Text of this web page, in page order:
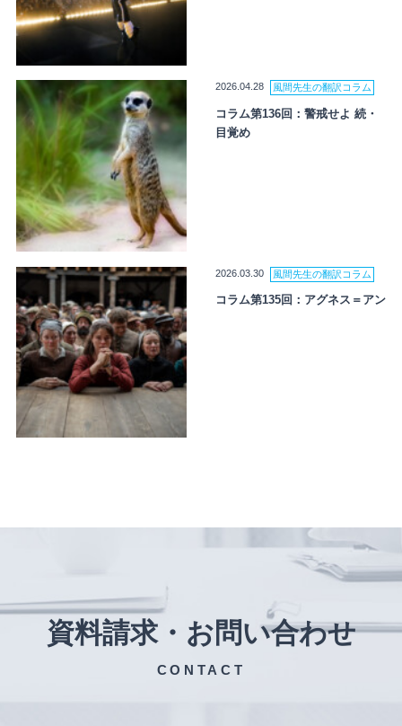
2026.04.28 風間先生の翻訳コラム
コラム第136回：警戒せよ 続・
目覚め
2026.03.30 風間先生の翻訳コラム
コラム第135回：アグネス＝アン
資料請求・お問い合わせ
CONTACT